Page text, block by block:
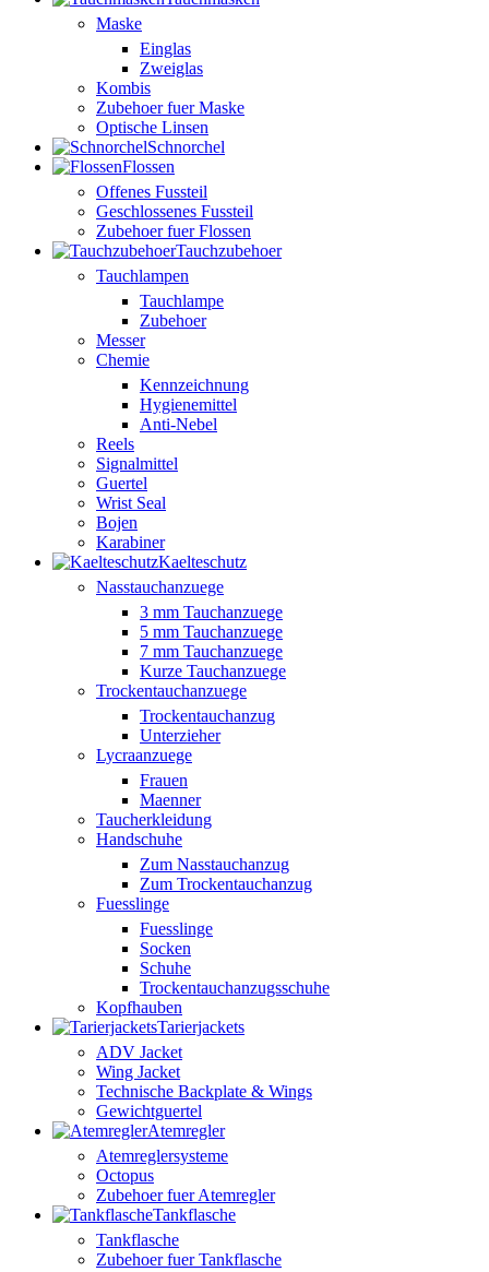
Maske
Einglas
Zweiglas
Kombis
Zubehoer fuer Maske
Optische Linsen
Schnorchel
Flossen
Offenes Fussteil
Geschlossenes Fussteil
Zubehoer fuer Flossen
Tauchzubehoer
Tauchlampen
Tauchlampe
Zubehoer
Messer
Chemie
Kennzeichnung
Hygienemittel
Anti-Nebel
Reels
Signalmittel
Guertel
Wrist Seal
Bojen
Karabiner
Kaelteschutz
Nasstauchanzuege
3 mm Tauchanzuege
5 mm Tauchanzuege
7 mm Tauchanzuege
Kurze Tauchanzuege
Trockentauchanzuege
Trockentauchanzug
Unterzieher
Lycraanzuege
Frauen
Maenner
Taucherkleidung
Handschuhe
Zum Nasstauchanzug
Zum Trockentauchanzug
Fuesslinge
Fuesslinge
Socken
Schuhe
Trockentauchanzugsschuhe
Kopfhauben
Tarierjackets
ADV Jacket
Wing Jacket
Technische Backplate & Wings
Gewichtguertel
Atemregler
Atemreglersysteme
Octopus
Zubehoer fuer Atemregler
Tankflasche
Tankflasche
Zubehoer fuer Tankflasche